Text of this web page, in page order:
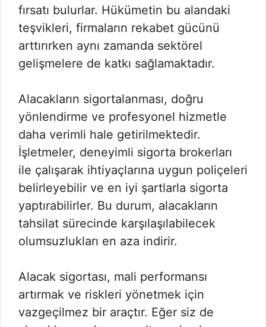
fırsatı bulurlar. Hükümetin bu alandaki
teşvikleri, firmaların rekabet gücünü
arttırırken aynı zamanda sektörel
gelişmelere de katkı sağlamaktadır.
Alacakların sigortalanması, doğru
yönlendirme ve profesyonel hizmetle
daha verimli hale getirilmektedir.
İşletmeler, deneyimli sigorta brokerları
ile çalışarak ihtiyaçlarına uygun poliçeleri
belirleyebilir ve en iyi şartlarla sigorta
yaptırabilirler. Bu durum, alacakların
tahsilat sürecinde karşılaşılabilecek
olumsuzlukları en aza indirir.
Alacak sigortası, mali performansı
artırmak ve riskleri yönetmek için
vazgeçilmez bir araçtır. Eğer siz de